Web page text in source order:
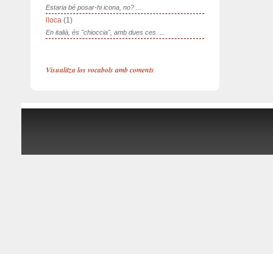
Estaria bé posar-hi icona, no? ...
lloca (1)
En italià, és "chioccia", amb dues ces. ...
Visualitza los vocabols amb coments